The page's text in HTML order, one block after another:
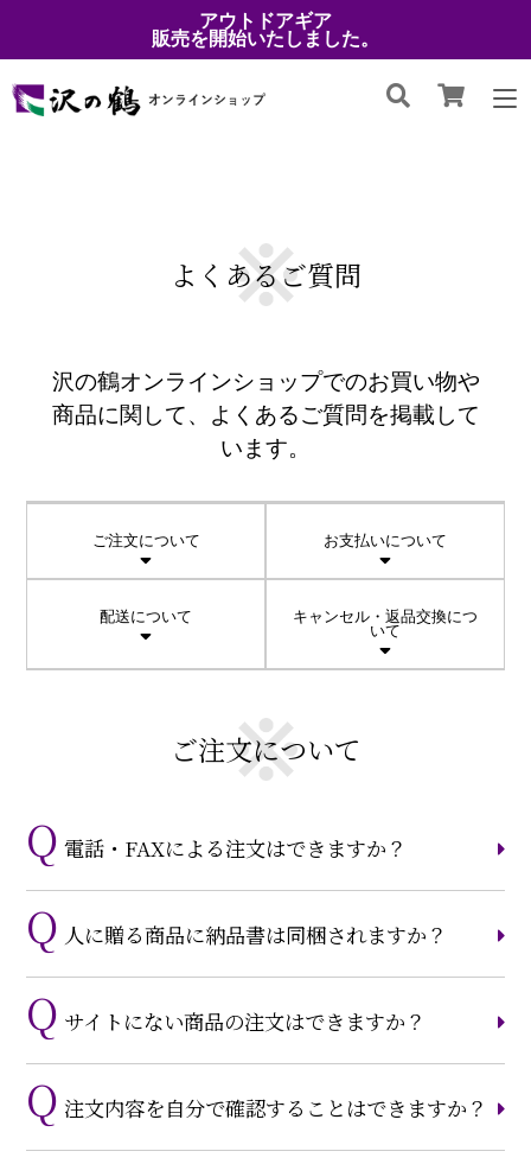
アウトドアギア
販売を開始いたしました。
よくあるご質問
沢の鶴オンラインショップでのお買い物や
商品に関して、よくあるご質問を掲載して
います。
ご注文について お支払いについて
配送について
キャンセル・返品交換につ
いて
ご注文について
電話・FAXによる注文はできますか？
人に贈る商品に納品書は同梱されますか？
サイトにない商品の注文はできますか？
注文内容を自分で確認することはできますか？